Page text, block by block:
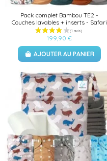
Pack complet Bambou TE2 -
Couches lavables + inserts - Safari
199,90 €
AJOUTER AU PANIER